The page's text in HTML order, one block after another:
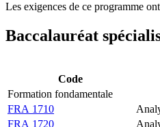
Les exigences de ce programme
Baccalauréat
Code
Formation fondamentale
FRA 1710
FRA 1720